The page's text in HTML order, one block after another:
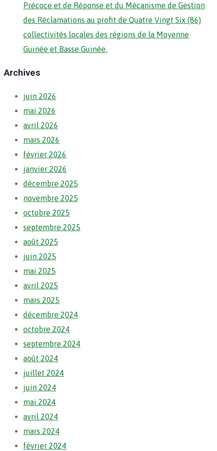
Précoce et de Réponse et du Mécanisme de Gestion
des Réclamations au profit de Quatre Vingt Six (86)
collectivités locales des régions de la Moyenne
Guinée et Basse Guinée.
Archives
juin 2026
mai 2026
avril 2026
mars 2026
février 2026
janvier 2026
décembre 2025
novembre 2025
octobre 2025
septembre 2025
août 2025
juin 2025
mai 2025
avril 2025
mars 2025
décembre 2024
octobre 2024
septembre 2024
août 2024
juillet 2024
juin 2024
mai 2024
avril 2024
mars 2024
février 2024